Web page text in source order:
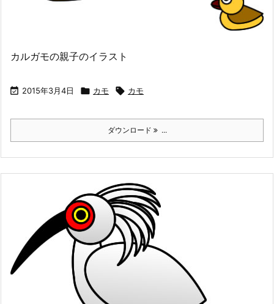
カルガモの親子のイラスト
 2015年3月4日  カモ  カモ
ダウンロード ...